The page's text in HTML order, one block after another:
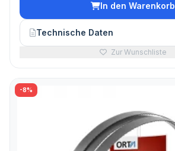
In den Warenkorb
Technische Daten
Zur Wunschliste
-8%